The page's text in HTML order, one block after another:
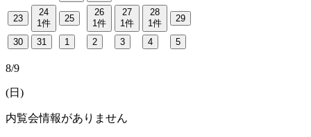
23
24
1件 25
26
1件
27
1件
28
1件 29
30 31 1 2 3 4 5
8/9
(日 )
内覧会情報がありません